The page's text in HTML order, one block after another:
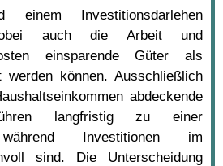
einem Investitionsdarlehen
auch die Arbeit und
einsparende Güter als
werden können. Ausschließlich
abdeckende
langfristig zu einer
während Investitionen im
sind. Die Unterscheidung